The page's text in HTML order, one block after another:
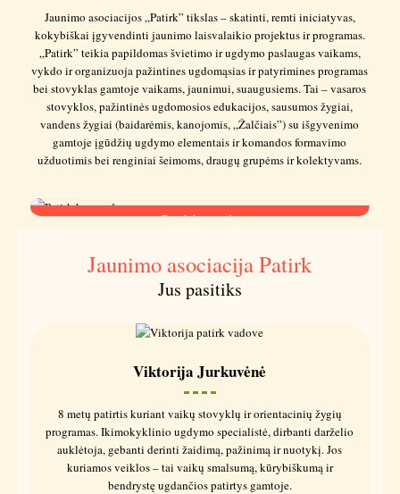
Jaunimo asociacijos „Patirk” tikslas – skatinti, remti iniciatyvas,
kokybiškai įgyvendinti jaunimo laisvalaikio projektus ir programas.
„Patirk” teikia papildomas švietimo ir ugdymo paslaugas vaikams,
vykdo ir organizuoja pažintines ugdomąsias ir patyrimines programas
bei stovyklas gamtoje vaikams, jaunimui, suaugusiems. Tai – vasaros
stovyklos, pažintinės ugdomosios edukacijos, sausumos žygiai,
vandens žygiai (baidarėmis, kanojomis, „Žalčiais”) su išgyvenimo
gamtoje įgūdžių ugdymo elementais ir komandos formavimo
užduotimis bei renginiai šeimoms, draugų grupėms ir kolektyvams.
Patirk komanda
Jaunimo asociacija Patirk
Jus pasitiks
Viktorija Jurkuvėnė
8 metų patirtis kuriant vaikų stovyklų ir orientacinių žygių
programas. Ikimokyklinio ugdymo specialistė, dirbanti darželio
auklėtoja, gebanti derinti žaidimą, pažinimą ir nuotykį. Jos
kuriamos veiklos – tai vaikų smalsumą, kūrybiškumą ir
bendrystę ugdančios patirtys gamtoje.